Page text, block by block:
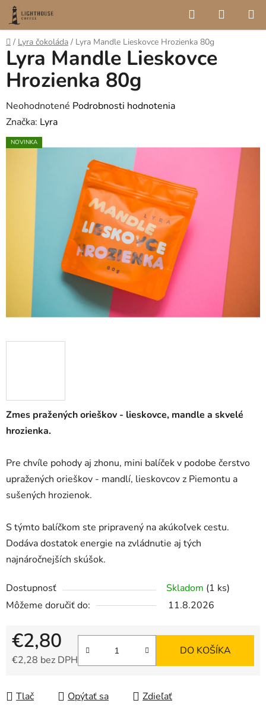
Prejsť
obsah
Hľadať
KOŠÍK
Domov
/ Lyra čokoláda / Lyra Mandle Lieskovce Hrozienka 80g
Zmes pražených orieškov - lieskovce, mandle a skvelé
hrozienka.
Pre chvíle pohody aj zhonu, mini balíček v podobe čerstvo
upražených orieškov - mandlí, lieskovcov z Piemontu a
sušených hrozienok.
S týmto balíčkom ste pripravený na akúkoľvek cestu.
Dodáva dostatok energie na zvládnutie aj tých
najnáročnejších skúšok.
Dostupnosť Skladom (1 ks)
Môžeme doručiť do:
11.8.2026
€2,80
€2,28 bez DPH
DO KOŠÍKA
Tlač Opýtať sa Zdieľať
Lyra Mandle Lieskovce
Hrozienka 80g
Priemerné
hodnotenie
produktu
Neohodnotené Podrobnosti hodnotenia
Značka: Lyra
NOVINKA